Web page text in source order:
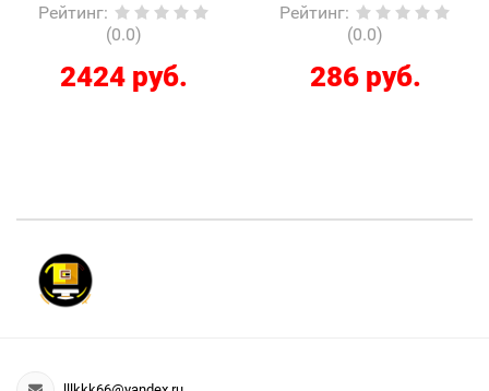
Рейтинг:
(0.0)
2424 руб.
Рейтинг:
(0.0)
286 руб.